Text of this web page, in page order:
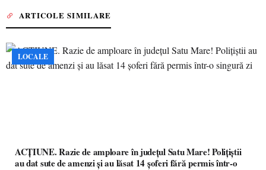
ARTICOLE SIMILARE
LOCALE
ACȚIUNE. Razie de amploare în județul Satu Mare! Polițiștii
au dat sute de amenzi și au lăsat 14 șoferi fără permis într-o